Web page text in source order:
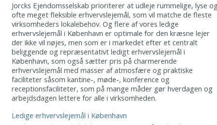
Jorcks Ejendomsselskab prioriterer at udleje rummelige, lyse
ofte meget fleksible erhvervslejemål, som vil matche de fleste
virksomheders lokalebehov. Og flere af vores ledige
erhvervslejemål i København er optimale for den kræsne lejer
der ikke vil nøjes, men som er i markedet efter et centralt
beliggende og repræsentativt ledigt erhvervslejemål i
København, som også sætter pris på charmerende
erhvervslejemål med masser af atmosfære og praktiske
faciliteter såsom kantine-, møde-, konference og
receptionsfaciliteter, som på mange måder gør hverdagen og
arbejdsdagen lettere for alle i virksomheden.
Ledige erhvervslejemål i København